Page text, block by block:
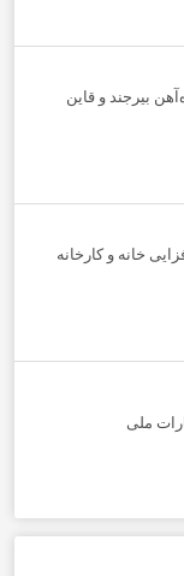
بیرجند و قاین
خانه و کارخانه
ملی